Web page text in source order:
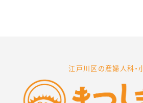
ひご覧くだ
➡https://tver.jp/episodes/
江戸川区の産婦人科・